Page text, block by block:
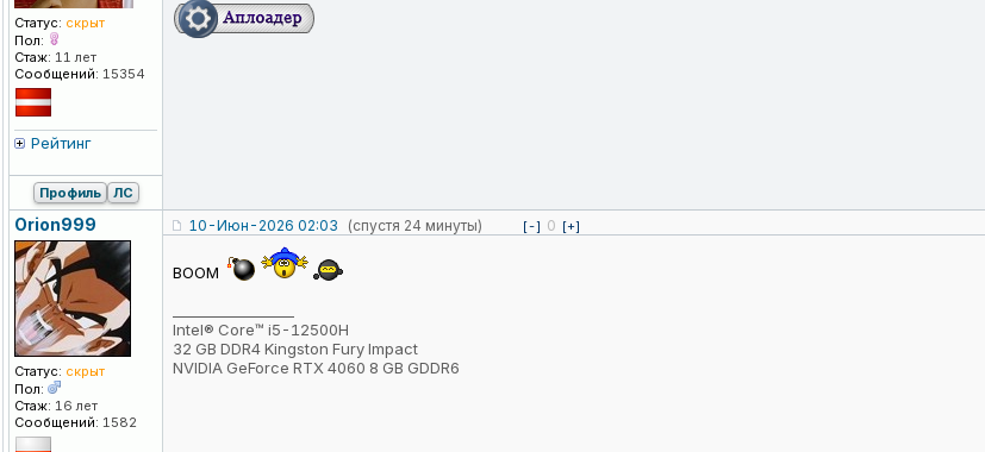
Статус: скрыт
Пол:
Стаж: 11 лет
Сообщений: 15354
Рейтинг
Профиль ЛС
Orion999
Статус: скрыт
Пол:
Стаж: 16 лет
Сообщений: 1582
10-Июн-2026 02:03 (спустя 24 минуты) [-] 0 [+]
BOOM
Intel® Core™ i5-12500H
32 GB DDR4 Kingston Fury Impact
NVIDIA GeForce RTX 4060 8 GB GDDR6